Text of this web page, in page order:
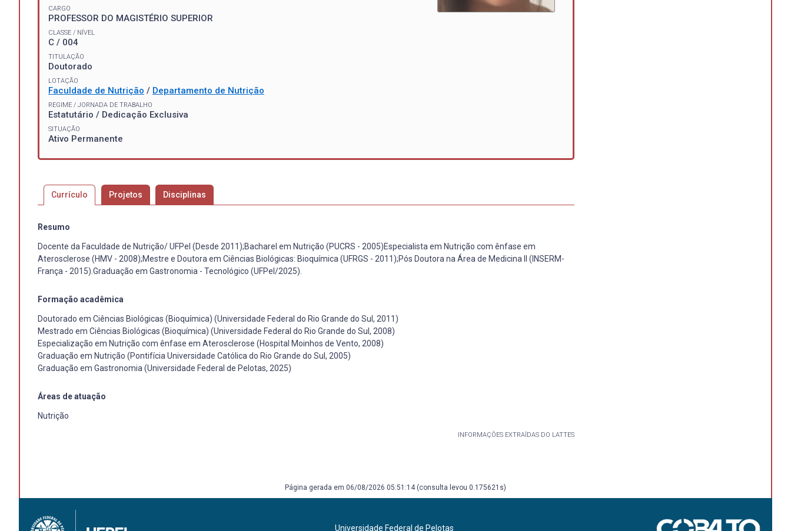
CARGO
PROFESSOR DO MAGISTÉRIO SUPERIOR
CLASSE / NÍVEL
C / 004
TITULAÇÃO
Doutorado
LOTAÇÃO
Faculdade de Nutrição / Departamento de Nutrição
REGIME / JORNADA DE TRABALHO
Estatutário / Dedicação Exclusiva
SITUAÇÃO
Ativo Permanente
Currículo Projetos Disciplinas
Resumo
Docente da Faculdade de Nutrição/ UFPel (Desde 2011);Bacharel em Nutrição (PUCRS - 2005)Especialista em Nutrição com ênfase em
Aterosclerose (HMV - 2008);Mestre e Doutora em Ciências Biológicas: Bioquímica (UFRGS - 2011);Pós Doutora na Área de Medicina II (INSERM-
França - 2015).Graduação em Gastronomia - Tecnológico (UFPel/2025).
Formação acadêmica
Doutorado em Ciências Biológicas (Bioquímica) (Universidade Federal do Rio Grande do Sul, 2011)
Mestrado em Ciências Biológicas (Bioquímica) (Universidade Federal do Rio Grande do Sul, 2008)
Especialização em Nutrição com ênfase em Aterosclerose (Hospital Moinhos de Vento, 2008)
Graduação em Nutrição (Pontifícia Universidade Católica do Rio Grande do Sul, 2005)
Graduação em Gastronomia (Universidade Federal de Pelotas, 2025)
Áreas de atuação
Nutrição
INFORMAÇÕES EXTRAÍDAS DO LATTES
Página gerada em 06/08/2026 05:51:14 (consulta levou 0.175621s)
Universidade Federal de Pelotas